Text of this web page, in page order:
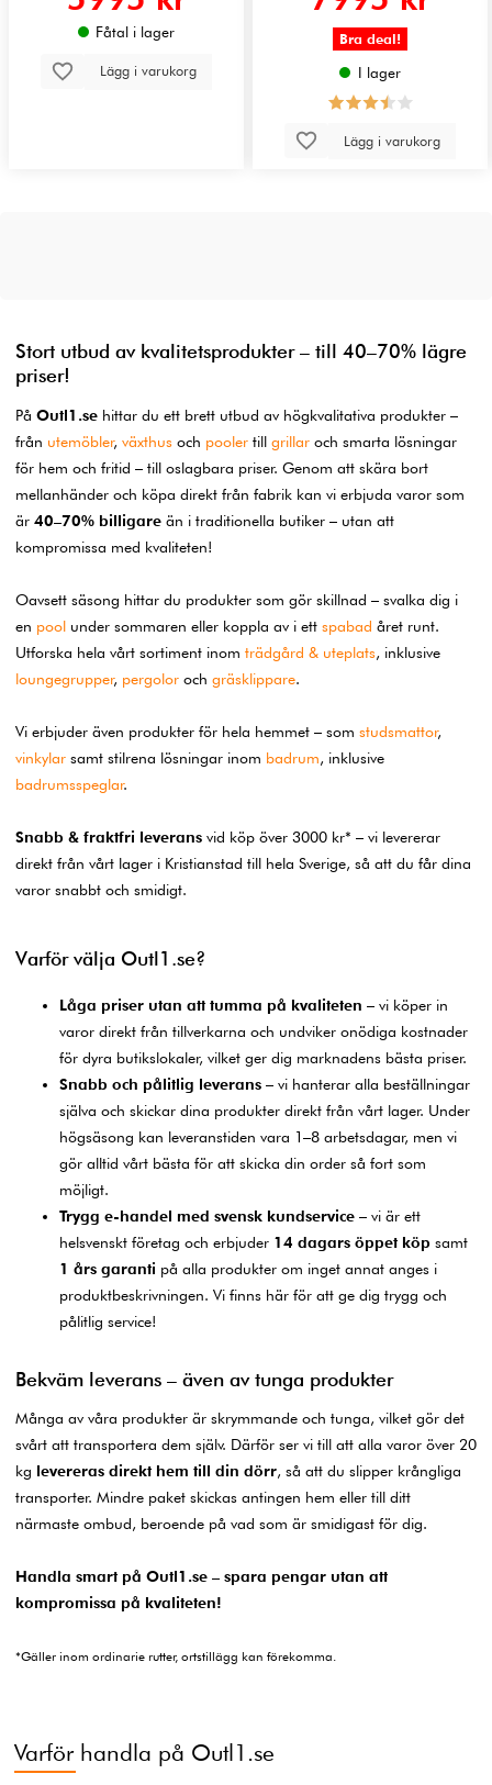
Fåtal i lager
Lägg i varukorg
Bra deal!
I lager
Lägg i varukorg
Stort utbud av kvalitetsprodukter – till 40–70% lägre
priser!
På Outl1.se hittar du ett brett utbud av högkvalitativa produkter –
från utemöbler, växthus och pooler till grillar och smarta lösningar
för hem och fritid – till oslagbara priser. Genom att skära bort
mellanhänder och köpa direkt från fabrik kan vi erbjuda varor som
är 40–70% billigare än i traditionella butiker – utan att
kompromissa med kvaliteten!
Oavsett säsong hittar du produkter som gör skillnad – svalka dig i
en pool under sommaren eller koppla av i ett spabad året runt.
Utforska hela vårt sortiment inom trädgård & uteplats, inklusive
loungegrupper, pergolor och gräsklippare.
Vi erbjuder även produkter för hela hemmet – som studsmattor,
vinkylar samt stilrena lösningar inom badrum, inklusive
badrumsspeglar.
Snabb & fraktfri leverans vid köp över 3000 kr* – vi levererar
direkt från vårt lager i Kristianstad till hela Sverige, så att du får dina
varor snabbt och smidigt.
Varför välja Outl1.se?
Låga priser utan att tumma på kvaliteten – vi köper in
varor direkt från tillverkarna och undviker onödiga kostnader
för dyra butikslokaler, vilket ger dig marknadens bästa priser.
Snabb och pålitlig leverans – vi hanterar alla beställningar
själva och skickar dina produkter direkt från vårt lager. Under
högsäsong kan leveranstiden vara 1–8 arbetsdagar, men vi
gör alltid vårt bästa för att skicka din order så fort som
möjligt.
Trygg e-handel med svensk kundservice – vi är ett
helsvenskt företag och erbjuder 14 dagars öppet köp samt
1 års garanti på alla produkter om inget annat anges i
produktbeskrivningen. Vi finns här för att ge dig trygg och
pålitlig service!
Bekväm leverans – även av tunga produkter
Många av våra produkter är skrymmande och tunga, vilket gör det
svårt att transportera dem själv. Därför ser vi till att alla varor över 20
kg levereras direkt hem till din dörr, så att du slipper krångliga
transporter. Mindre paket skickas antingen hem eller till ditt
närmaste ombud, beroende på vad som är smidigast för dig.
Handla smart på Outl1.se – spara pengar utan att
kompromissa på kvaliteten!
*Gäller inom ordinarie rutter, ortstillägg kan förekomma.
Varför handla på Outl1.se